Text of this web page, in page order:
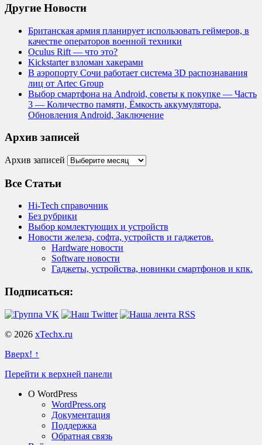
Другие Новости
Британская армия планирует использовать геймеров, в
качестве операторов военной техники
Oculus Rift — что это?
Kickstarter взломан хакерами
В аэропорту Сочи работает система 3D распознавания
лиц от Artec Group
Выбор смартфона на Android, советы к покупке — Часть
3 — Количество памяти, Ёмкость аккумулятора,
Обновления Android, Заключение
Архив записей
Архив записей
Все Статьи
Hi-Tech справочник
Без рубрики
Выбор комлектующих и устройств
Новости железа, софта, устройств и гаджетов.
Hardware новости
Software новости
Гаджеты, устройства, новинки смартфонов и кпк.
Подписаться:
© 2026 xTechx.ru
Вверх! ↑
Перейти к верхней панели
О WordPress
WordPress.org
Документация
Поддержка
Обратная связь